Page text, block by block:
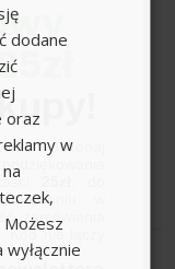
0,2
dodane
oraz
w
Możesz
i dokonaj
w
zamówienia
nie łączy